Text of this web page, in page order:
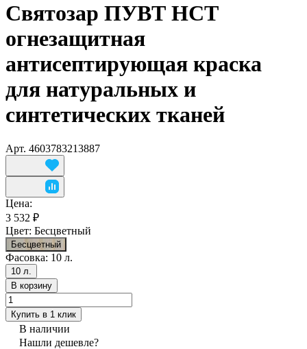
Святозар ПУВТ НСТ
огнезащитная
антисептирующая краска
для натуральных и
синтетических тканей
Арт. 4603783213887
Цена:
3 532 ₽
Цвет: Бесцветный
Бесцветный
Фасовка: 10 л.
10 л.
В корзину
Купить в 1 клик
В наличии
Нашли дешевле?